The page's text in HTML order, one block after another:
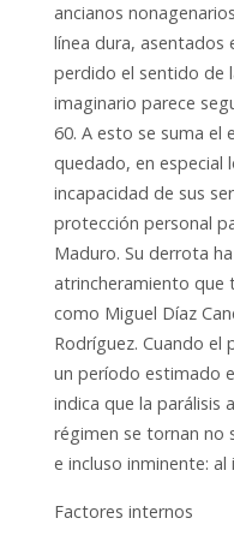
ancianos
línea dura, asentados
perdido el sentido de
imaginario parece
60. A esto se suma el
quedado, en especial
incapacidad de sus
protección personal
Maduro. Su derrota
atrincheramiento que
como Miguel Díaz
Rodríguez. Cuando el
un período estimado
indica que la parálisis
régimen se tornan no
e incluso inminente:
Factores internos